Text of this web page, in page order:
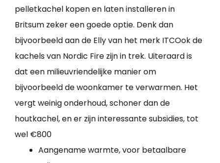
pelletkachel kopen en laten installeren in
Britsum zeker een goede optie. Denk dan
bijvoorbeeld aan de Elly van het merk ITCOok de
kachels van Nordic Fire zijn in trek. Uiteraard is
dat een milieuvriendelijke manier om
bijvoorbeeld de woonkamer te verwarmen. Het
vergt weinig onderhoud, schoner dan de
houtkachel, en er zijn interessante subsidies, tot
wel €800
Aangename warmte, voor betaalbare